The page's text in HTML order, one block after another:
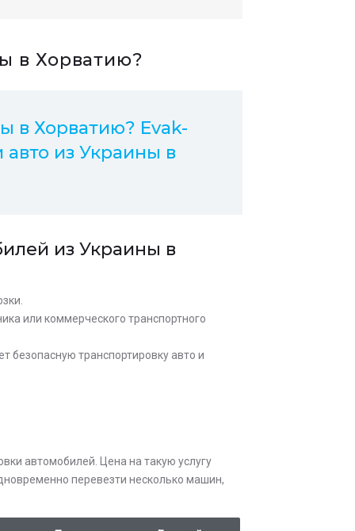
в Хорватию?
в Хорватию? Evak-
из Украины в
из Украины в
или коммерческого транспортного
безопасную транспортировку авто и
автомобилей. Цена на такую ​​услугу
перевезти несколько машин,